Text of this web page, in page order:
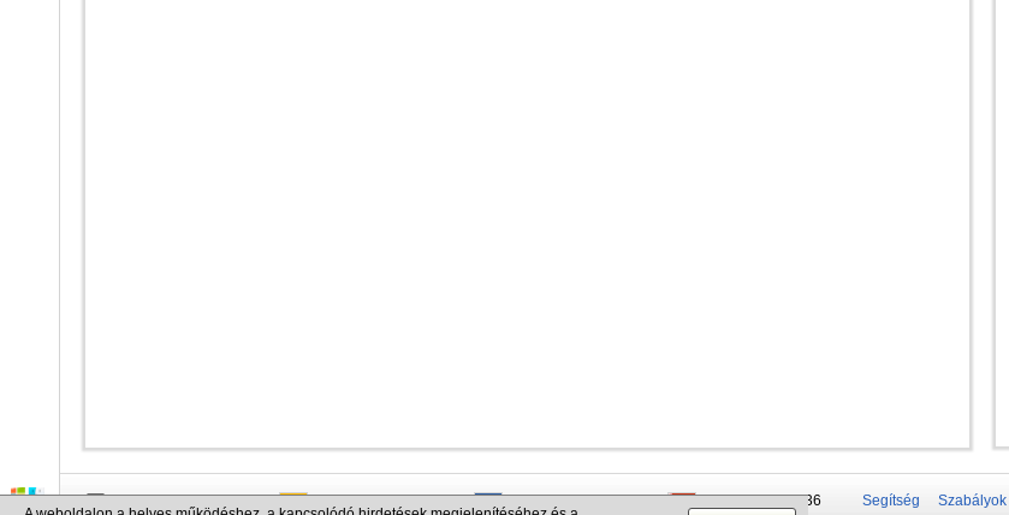
info@cargo.lt +370 655 17777 +380 50 337-20-47 +375 29 679-1236 Segítség Szabályok